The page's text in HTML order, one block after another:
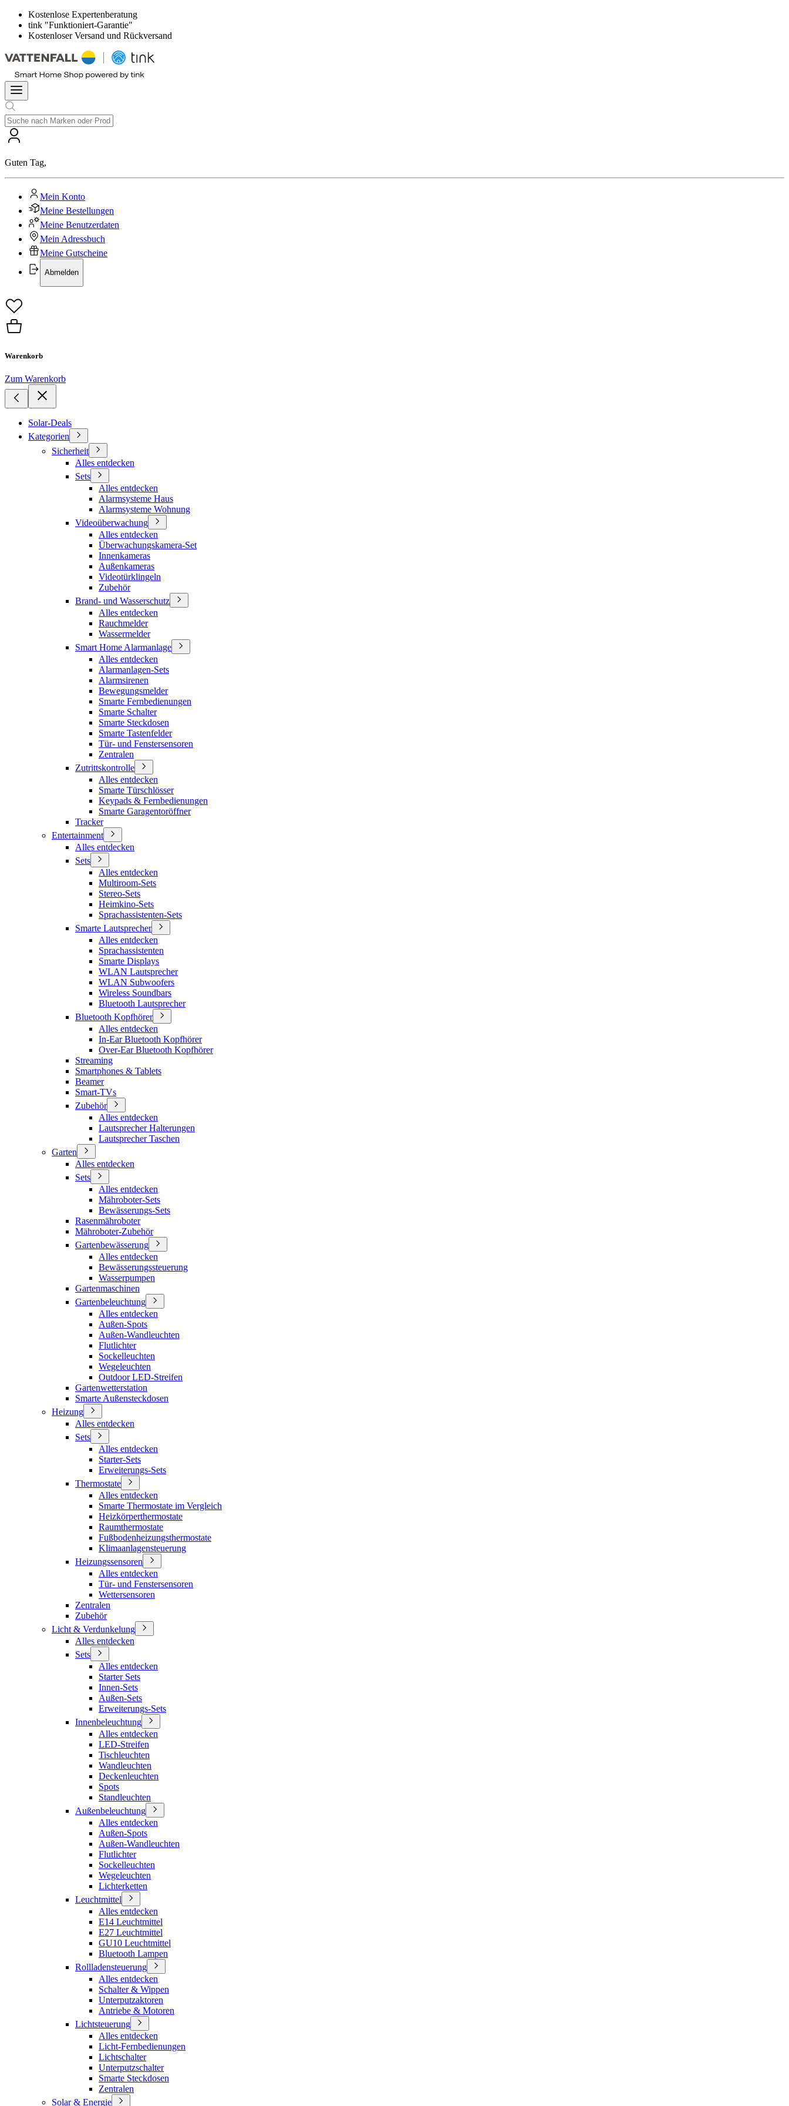
Kostenlose Expertenberatung
tink "Funktioniert-Garantie"
Kostenloser Versand und Rückversand
Guten Tag,
Mein Konto
Meine Bestellungen
Meine Benutzerdaten
Mein Adressbuch
Meine Gutscheine
Abmelden
Warenkorb
Zum Warenkorb
Solar-Deals
Kategorien
Sicherheit
Alles entdecken
Sets
Alles entdecken
Alarmsysteme Haus
Alarmsysteme Wohnung
Videoüberwachung
Alles entdecken
Überwachungskamera-Set
Innenkameras
Außenkameras
Videotürklingeln
Zubehör
Brand- und Wasserschutz
Alles entdecken
Rauchmelder
Wassermelder
Smart Home Alarmanlage
Alles entdecken
Alarmanlagen-Sets
Alarmsirenen
Bewegungsmelder
Smarte Fernbedienungen
Smarte Schalter
Smarte Steckdosen
Smarte Tastenfelder
Tür- und Fenstersensoren
Zentralen
Zutrittskontrolle
Alles entdecken
Smarte Türschlösser
Keypads & Fernbedienungen
Smarte Garagentoröffner
Tracker
Entertainment
Alles entdecken
Sets
Alles entdecken
Multiroom-Sets
Stereo-Sets
Heimkino-Sets
Sprachassistenten-Sets
Smarte Lautsprecher
Alles entdecken
Sprachassistenten
Smarte Displays
WLAN Lautsprecher
WLAN Subwoofers
Wireless Soundbars
Bluetooth Lautsprecher
Bluetooth Kopfhörer
Alles entdecken
In-Ear Bluetooth Kopfhörer
Over-Ear Bluetooth Kopfhörer
Streaming
Smartphones & Tablets
Beamer
Smart-TVs
Zubehör
Alles entdecken
Lautsprecher Halterungen
Lautsprecher Taschen
Garten
Alles entdecken
Sets
Alles entdecken
Mähroboter-Sets
Bewässerungs-Sets
Rasenmähroboter
Mähroboter-Zubehör
Gartenbewässerung
Alles entdecken
Bewässerungssteuerung
Wasserpumpen
Gartenmaschinen
Gartenbeleuchtung
Alles entdecken
Außen-Spots
Außen-Wandleuchten
Flutlichter
Sockelleuchten
Wegeleuchten
Outdoor LED-Streifen
Gartenwetterstation
Smarte Außensteckdosen
Heizung
Alles entdecken
Sets
Alles entdecken
Starter-Sets
Erweiterungs-Sets
Thermostate
Alles entdecken
Smarte Thermostate im Vergleich
Heizkörperthermostate
Raumthermostate
Fußbodenheizungsthermostate
Klimaanlagensteuerung
Heizungssensoren
Alles entdecken
Tür- und Fenstersensoren
Wettersensoren
Zentralen
Zubehör
Licht & Verdunkelung
Alles entdecken
Sets
Alles entdecken
Starter Sets
Innen-Sets
Außen-Sets
Erweiterungs-Sets
Innenbeleuchtung
Alles entdecken
LED-Streifen
Tischleuchten
Wandleuchten
Deckenleuchten
Spots
Standleuchten
Außenbeleuchtung
Alles entdecken
Außen-Spots
Außen-Wandleuchten
Flutlichter
Sockelleuchten
Wegeleuchten
Lichterketten
Leuchtmittel
Alles entdecken
E14 Leuchtmittel
E27 Leuchtmittel
GU10 Leuchtmittel
Bluetooth Lampen
Rollladensteuerung
Alles entdecken
Schalter & Wippen
Unterputzaktoren
Antriebe & Motoren
Lichtsteuerung
Alles entdecken
Licht-Fernbedienungen
Lichtschalter
Unterputzschalter
Smarte Steckdosen
Zentralen
Solar & Energie